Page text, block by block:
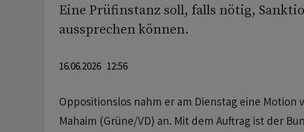
Eine Prüfinstanz soll, falls nötig,
aussprechen können.
16.06.2026 12:56
Oppositionslos nahm er am Dienstag eine Motion
Mahaim (Grüne/VD) an. Mit dem Auftrag ist der